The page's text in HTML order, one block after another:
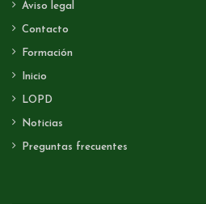
Aviso legal
Contacto
Formación
Inicio
LOPD
Noticias
Preguntas frecuentes